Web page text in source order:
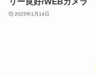
2025年1月14日